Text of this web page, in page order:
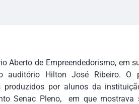
Aberto de Empreendedorismo, em
auditório Hilton José Ribeiro. O
produzidos por alunos da
Senac Pleno, em que mostrava